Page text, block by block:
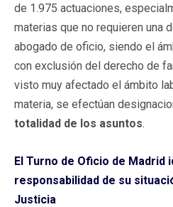
de 1.975 actuaciones,
materias que no requieren una
abogado de oficio, siendo el
con exclusión del derecho de
visto muy afectado el ámbito
materia, se efectúan
totalidad de los asuntos.
El Turno de Oficio de Madrid
responsabilidad de su
Justicia